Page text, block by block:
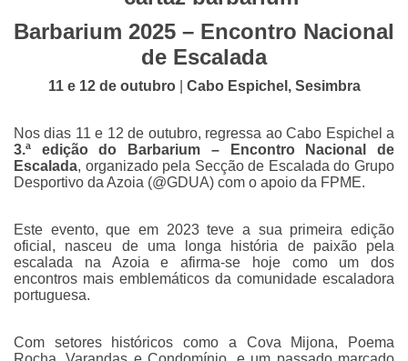
Barbarium 2025 – Encontro Nacional
de Escalada
11 e 12 de outubro| Cabo Espichel, Sesimbra
Nos dias 11 e 12 de outubro, regressa ao Cabo Espichel a
3.ª edição do Barbarium – Encontro Nacional de
Escalada, organizado pela Secção de Escalada do Grupo
Desportivo da Azoia (@GDUA) com o apoio da FPME.
Este evento, que em 2023 teve a sua primeira edição
oficial, nasceu de uma longa história de paixão pela
escalada na Azoia e afirma-se hoje como um dos
encontros mais emblemáticos da comunidade escaladora
portuguesa.
Com setores históricos como a Cova Mijona, Poema